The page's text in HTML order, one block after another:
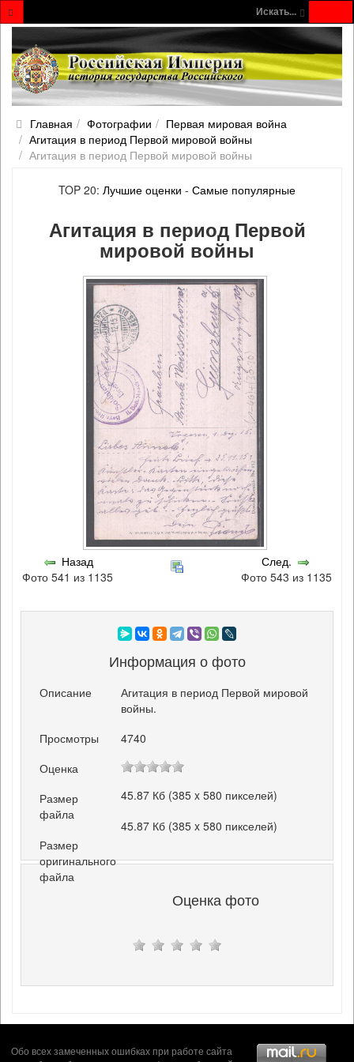
Искать...
Главная Фотографии
Первая мировая война
Агитация в период Первой мировой войны
Агитация в период Первой мировой войны
TOP 20: Лучшие оценки - Самые популярные
Агитация в период Первой
мировой войны
Назад
Фото 541 из 1135
След.
Фото 543 из 1135
Информация о фото
Описание
Агитация в период Первой мировой
войны.
Просмотры
4740
Оценка
Размер
файла
45.87 Кб (385 x 580 пикселей)
Размер
оригинального
файла
45.87 Кб (385 x 580 пикселей)
Оценка фото
Обо всех замеченных ошибках при работе сайта